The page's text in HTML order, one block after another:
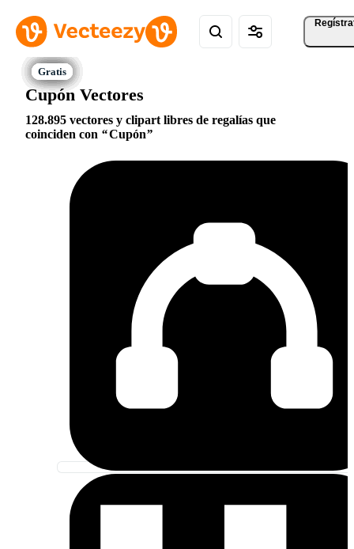
Cupón Vectores
128.895 vectores y clipart libres de regalías que
coinciden con
Cupón